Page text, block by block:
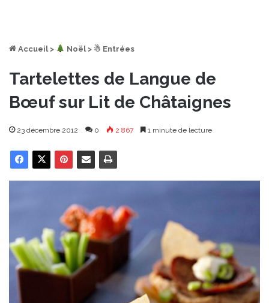
Accueil > ︎ Noël > ☃ Entrées
Tartelettes de Langue de
Bœuf sur Lit de Châtaignes
23 décembre 2012 0 2 867 1 minute de lecture